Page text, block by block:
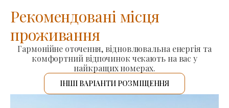
Рекомендовані місця
проживання
Гармонійне оточення, відновлювальна енергія та
комфортний відпочинок чекають на вас у
найкращих номерах.
ІНШІ ВАРІАНТИ РОЗМІЩЕННЯ